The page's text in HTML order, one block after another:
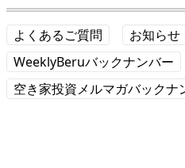
よくあるご質問 お知らせ
WeeklyBeruバックナンバー
空き家投資メルマガバックナ